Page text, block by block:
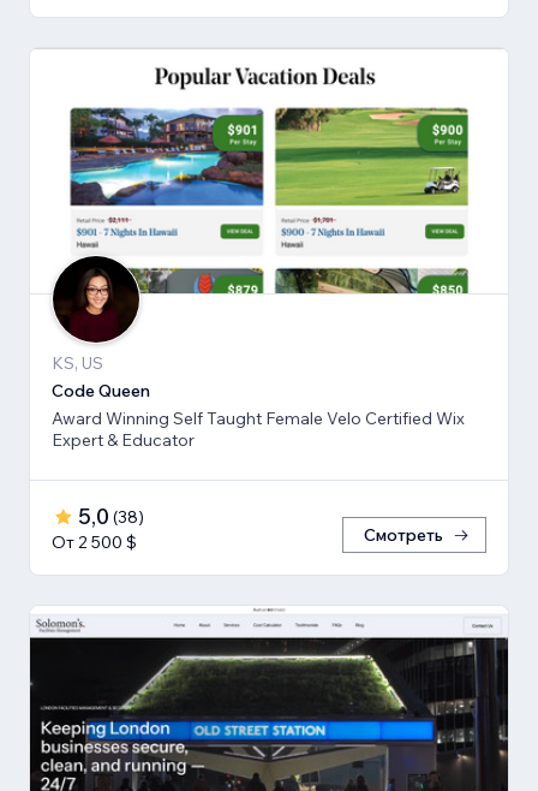
KS, US
Code Queen
Award Winning Self Taught Female Velo Certified Wix
Expert & Educator
5,0 (38)
От 2 500 $
Смотреть